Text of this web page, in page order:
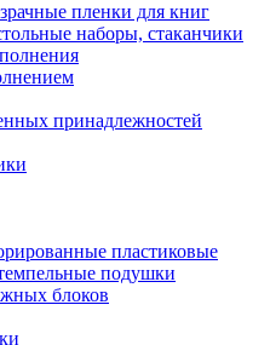
пленки для книг
наборы, стаканчики
принадлежностей
пластиковые
подушки
блоков